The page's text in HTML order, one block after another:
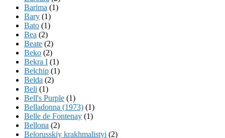
Barima (1)
Bary (1)
Bato (1)
Bea (2)
Beate (2)
Beko (2)
Bekra I (1)
Belchip (1)
Belda (2)
Beli (1)
Bell's Purple (1)
Belladonna (1973) (1)
Belle de Fontenay (1)
Bellona (2)
Belorusskiy krakhmalistyi (2)